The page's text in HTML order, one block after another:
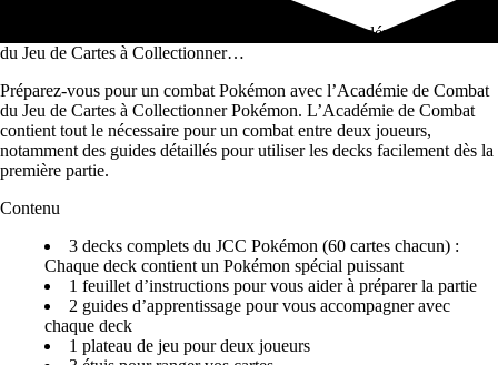
Préparez-vous pour un combat Pokémon avec l’Académie de Combat
du Jeu de Cartes à Collectionner…
Préparez-vous pour un combat Pokémon avec l’Académie de Combat
du Jeu de Cartes à Collectionner Pokémon. L’Académie de Combat
contient tout le nécessaire pour un combat entre deux joueurs,
notamment des guides détaillés pour utiliser les decks facilement dès la
première partie.
Contenu
3 decks complets du JCC Pokémon (60 cartes chacun) :
Chaque deck contient un Pokémon spécial puissant
1 feuillet d’instructions pour vous aider à préparer la partie
2 guides d’apprentissage pour vous accompagner avec
chaque deck
1 plateau de jeu pour deux joueurs